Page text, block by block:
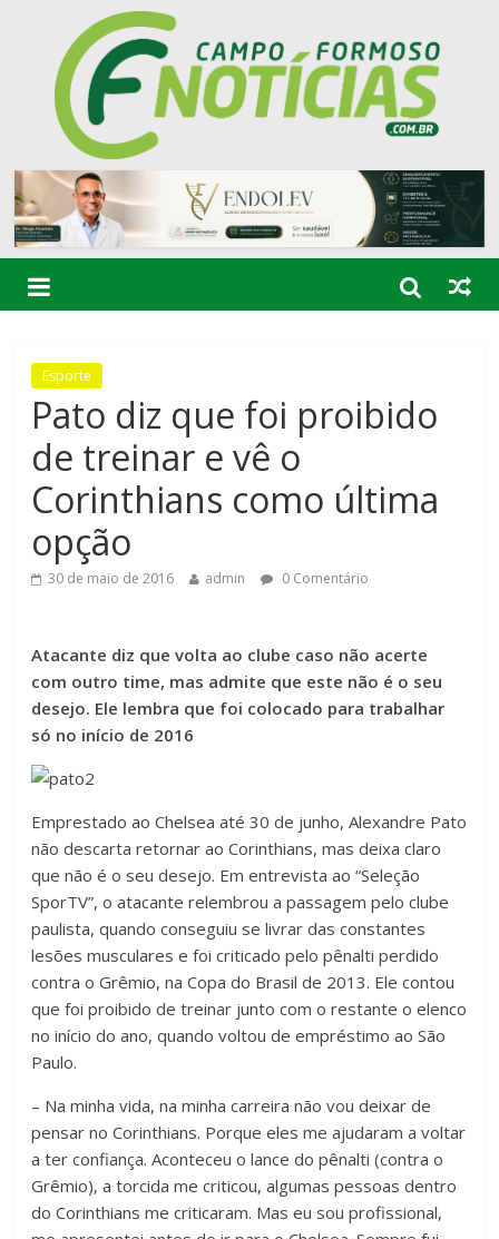
Esporte
Pato diz que foi proibido
de treinar e vê o
Corinthians como última
opção
30 de maio de 2016 admin 0 Comentário
Atacante diz que volta ao clube caso não acerte
com outro time, mas admite que este não é o seu
desejo. Ele lembra que foi colocado para trabalhar
só no início de 2016
Emprestado ao Chelsea até 30 de junho,Alexandre Pato
não descarta retornar ao Corinthians, mas deixa claro
que não é o seu desejo. Em entrevista ao “Seleção
SporTV”, o atacante relembrou a passagem pelo clube
paulista, quando conseguiu se livrar das constantes
lesões musculares e foi criticado pelo pênalti perdido
contra o Grêmio, na Copa do Brasil de 2013. Ele contou
que foi proibido de treinar junto com o restante o elenco
no início do ano, quando voltou de empréstimo ao São
Paulo.
– Na minha vida, na minha carreira não vou deixar de
pensar no Corinthians. Porque eles me ajudaram a voltar
a ter confiança. Aconteceu o lance do pênalti (contra o
Grêmio), a torcida me criticou, algumas pessoas dentro
do Corinthians me criticaram. Mas eu sou profissional,